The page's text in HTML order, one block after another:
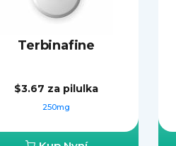
Terbinafine
$3.67 za pilulka
250mg